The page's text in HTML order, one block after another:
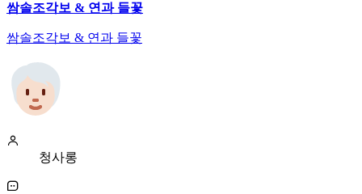
쌈솔조각보 & 연과 들꽃
쌈솔조각보 & 연과 들꽃
청사롱